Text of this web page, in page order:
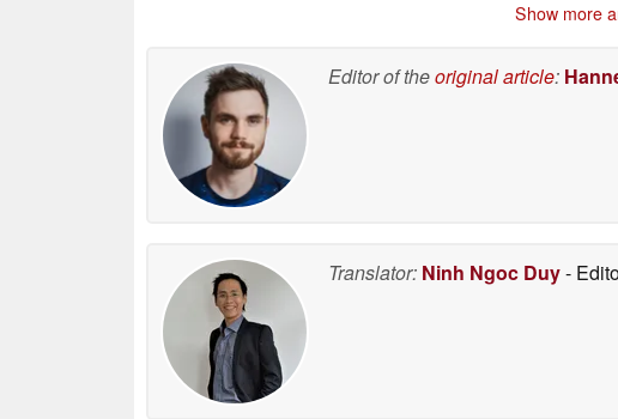
Show more
Editor of theoriginal article:
Translator: Ninh Ngoc Duy-